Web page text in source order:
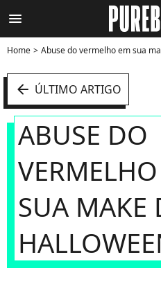
menu
Home Abuse do vermelho em sua
arrow_left ÚLTIMO ARTIGO
ABUSE DO
SUA MAKE